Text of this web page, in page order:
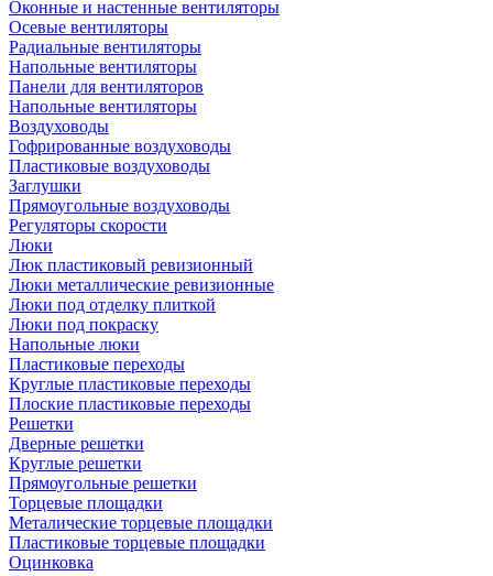
Оконные и настенные вентиляторы
Осевые вентиляторы
Радиальные вентиляторы
Напольные вентиляторы
Панели для вентиляторов
Напольные вентиляторы
Воздуховоды
Гофрированные воздуховоды
Пластиковые воздуховоды
Заглушки
Прямоугольные воздуховоды
Регуляторы скорости
Люки
Люк пластиковый ревизионный
Люки металлические ревизионные
Люки под отделку плиткой
Люки под покраску
Напольные люки
Пластиковые переходы
Круглые пластиковые переходы
Плоские пластиковые переходы
Решетки
Дверные решетки
Круглые решетки
Прямоугольные решетки
Торцевые площадки
Металические торцевые площадки
Пластиковые торцевые площадки
Оцинковка